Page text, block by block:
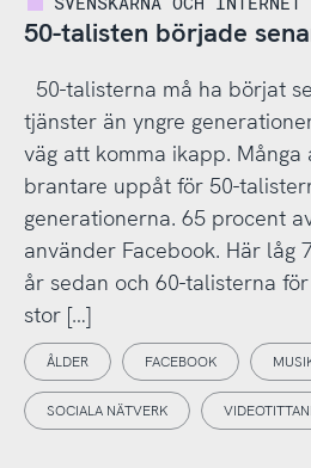
50-talisten började
50-talisterna må ha börjat
tjänster än yngre
väg att komma ikapp.
brantare uppåt för 50-
generationerna. 65 procent
använder Facebook. Här låg
år sedan och 60-talisterna
stor […]
ÅLDER FACEBOOK
SOCIALA NÄTVERK